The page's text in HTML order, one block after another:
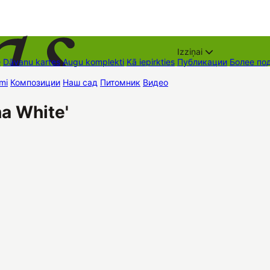
Dāvanu kartes Augu komplekti Kā iepirkties
Izziņai
Публикации Более
Композиции Наш сад Питомник Видео
White'